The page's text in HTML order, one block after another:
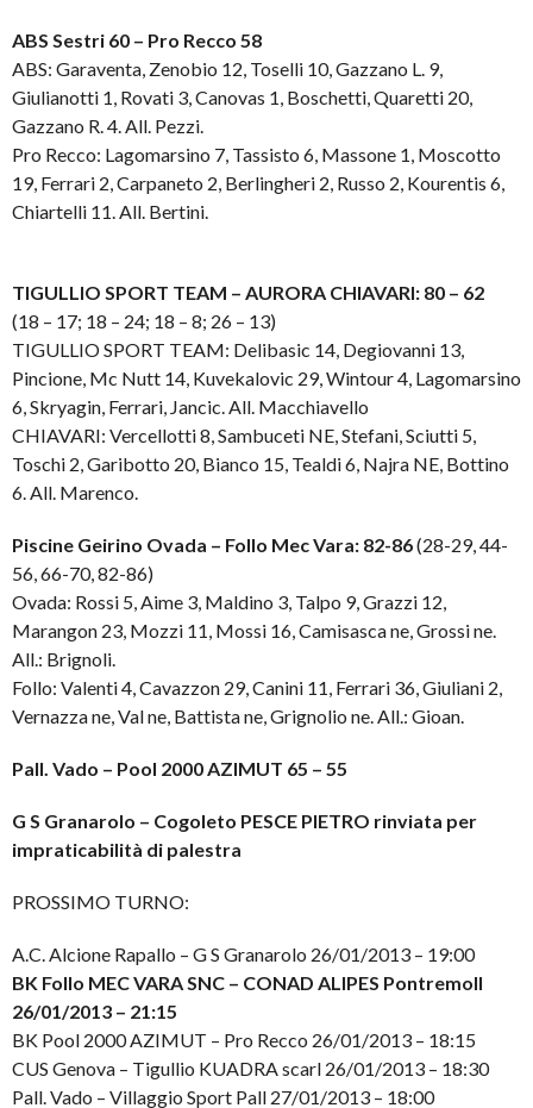
ABS Sestri 60 – Pro Recco 58
ABS: Garaventa, Zenobio 12, Toselli 10, Gazzano L. 9,
Giulianotti 1, Rovati 3, Canovas 1, Boschetti, Quaretti 20,
Gazzano R. 4. All. Pezzi.
Pro Recco: Lagomarsino 7, Tassisto 6, Massone 1, Moscotto
19, Ferrari 2, Carpaneto 2, Berlingheri 2, Russo 2, Kourentis 6,
Chiartelli 11. All. Bertini.
TIGULLIO SPORT TEAM – AURORA CHIAVARI: 80 – 62
(18 – 17; 18 – 24; 18 – 8; 26 – 13)
TIGULLIO SPORT TEAM: Delibasic 14, Degiovanni 13,
Pincione, Mc Nutt 14, Kuvekalovic 29, Wintour 4, Lagomarsino
6, Skryagin, Ferrari, Jancic. All. Macchiavello
CHIAVARI: Vercellotti 8, Sambuceti NE, Stefani, Sciutti 5,
Toschi 2, Garibotto 20, Bianco 15, Tealdi 6, Najra NE, Bottino
6. All. Marenco.
Piscine Geirino Ovada – Follo Mec Vara: 82-86(28-29, 44-
56, 66-70, 82-86)
Ovada: Rossi 5, Aime 3, Maldino 3, Talpo 9, Grazzi 12,
Marangon 23, Mozzi 11, Mossi 16, Camisasca ne, Grossi ne.
All.: Brignoli.
Follo: Valenti 4, Cavazzon 29, Canini 11, Ferrari 36, Giuliani 2,
Vernazza ne, Val ne, Battista ne, Grignolio ne. All.: Gioan.
Pall. Vado – Pool 2000 AZIMUT 65 – 55
G S Granarolo – Cogoleto PESCE PIETRO rinviata per
impraticabilità di palestra
PROSSIMO TURNO:
A.C. Alcione Rapallo – G S Granarolo 26/01/2013 – 19:00
BK Follo MEC VARA SNC – CONAD ALIPES PontremolI
26/01/2013 – 21:15
BK Pool 2000 AZIMUT – Pro Recco 26/01/2013 – 18:15
CUS Genova – Tigullio KUADRA scarl 26/01/2013 – 18:30
Pall. Vado – Villaggio Sport Pall 27/01/2013 – 18:00